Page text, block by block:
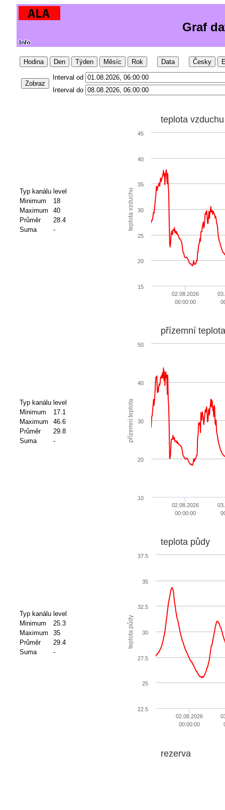
Graf
Hodina Den Týden Měsíc Rok Data Česky
Zobraz
Interval od
Interval do
Typ kanálu level
Minimum
18
Maximum
40
Průměr
28.4
Suma
- teplota vzduchu
teplota vzduchu
02.08.2026
00:00:00
15
20
25
30
35
40
45
Typ kanálu level
Minimum
17.1
Maximum
46.6
Průměr
29.8
Suma
- přízemní teplota
přízemní
02.08.2026
00:00:00
20
30
40
50
10
Typ kanálu level
Minimum
25.3
Maximum
35
Průměr
29.4
Suma
-
teplota půdy
teplota půdy
02.08.2026
00:00:00
22.5
25
27.5
30
32.5
35
37.5
rezerva